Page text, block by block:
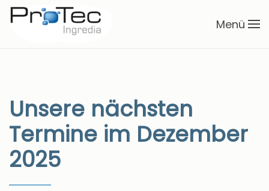
Zum Hauptinhalt springen
Menü
Unsere nächsten
Termine im Dezember
2025